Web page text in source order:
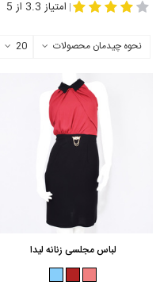
| امتیاز 3.3 از 5
نحوه چیدمان محصولات 20
لباس مجلسی زنانه لیدا